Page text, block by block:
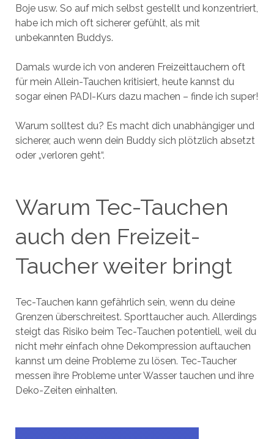
Boje usw. So auf mich selbst gestellt und konzentriert,
habe ich mich oft sicherer gefühlt, als mit
unbekannten Buddys.
Damals wurde ich von anderen Freizeittauchern oft
für mein Allein-Tauchen kritisiert, heute kannst du
sogar einen PADI-Kurs dazu machen – finde ich super!
Warum solltest du? Es macht dich unabhängiger und
sicherer, auch wenn dein Buddy sich plötzlich absetzt
oder „verloren geht“.
Warum Tec-Tauchen
auch den Freizeit-
Taucher weiter bringt
Tec-Tauchen kann gefährlich sein, wenn du deine
Grenzen überschreitest. Sporttaucher auch. Allerdings
steigt das Risiko beim Tec-Tauchen potentiell, weil du
nicht mehr einfach ohne Dekompression auftauchen
kannst um deine Probleme zu lösen. Tec-Taucher
messen ihre Probleme unter Wasser tauchen und ihre
Deko-Zeiten einhalten.